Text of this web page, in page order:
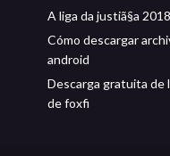
A liga da justiã§a
Cómo descargar
android
Descarga gratuita de
de foxfi